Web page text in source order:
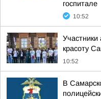
госпитале
10:52
Участники
красоту
10:52
В